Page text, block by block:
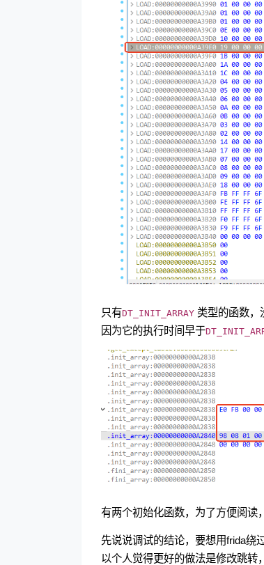
只有DT_INIT_ARRAY 类型的函数，
因为它的执行时间早于
有两个初始化函数，为了方便阅读
先说说调试的结论，要想用frida绕
以个人觉得更好的做法是修改跳转